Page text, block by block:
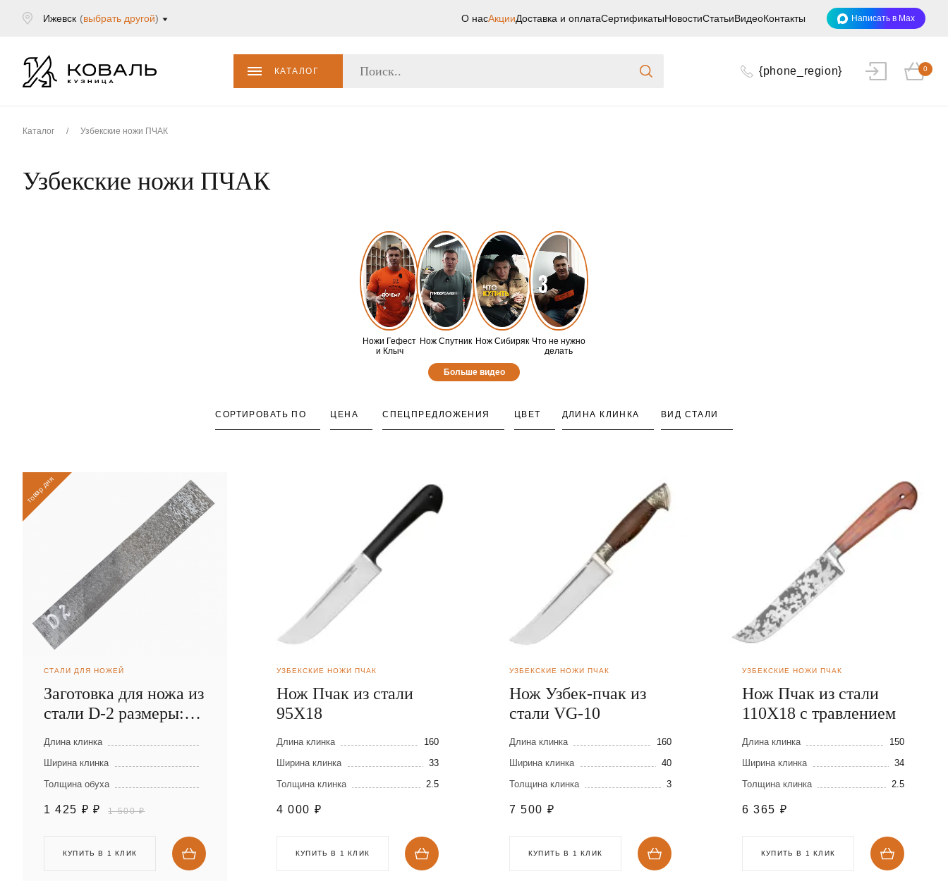
Ижевск (выбрать другой) О насАкцииДоставка и оплатаСертификатыНовостиСтатьиВидеоКонтакты Написать в Max
КАТАЛОГ {phone_region} 0
Каталог / Узбекские ножи ПЧАК
Узбекские ножи ПЧАК
Ножи Гефест
и Клыч
Нож Спутник Нож Сибиряк Что не нужно
делать
Больше видео
СОРТИРОВАТЬ ПО ЦЕНА СПЕЦПРЕДЛОЖЕНИЯ ЦВЕТ ДЛИНА КЛИНКА ВИД СТАЛИ
товар дня
СТАЛИ ДЛЯ НОЖЕЙ
Заготовка для ножа из
стали D-2 размеры:
300х40х2,5 мм
Длина клинка
Ширина клинка
Толщина обуха
1 425 ₽ ₽ 1 500 ₽
КУПИТЬ В 1 КЛИК
УЗБЕКСКИЕ НОЖИ ПЧАК
Нож Пчак из стали
95Х18
Длина клинка
160
Ширина клинка
33
Толщина клинка
2.5
4 000 ₽
КУПИТЬ В 1 КЛИК
УЗБЕКСКИЕ НОЖИ ПЧАК
Нож Узбек-пчак из
стали VG-10
Длина клинка
160
Ширина клинка
40
Толщина клинка
3
7 500 ₽
КУПИТЬ В 1 КЛИК
УЗБЕКСКИЕ НОЖИ ПЧАК
Нож Пчак из стали
110Х18 с травлением
Длина клинка
150
Ширина клинка
34
Толщина клинка
2.5
6 365 ₽
КУПИТЬ В 1 КЛИК